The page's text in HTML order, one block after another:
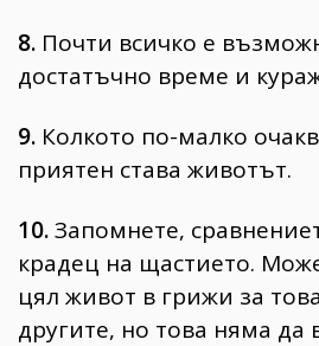
8. Почти всичко е
достатъчно време и
9. Колкото по-малко
приятен става животът.
10.Запомнете,
крадец на щастието.
цял живот в грижи за
другите, но това няма